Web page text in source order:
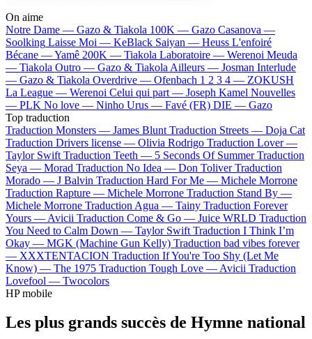
On aime
Notre Dame — Gazo & Tiakola 100K — Gazo Casanova —
Soolking Laisse Moi — KeBlack Saiyan — Heuss L'enfoiré
Bécane —Yamê 200K — Tiakola Laboratoire — Werenoi Meuda
— Tiakola Outro — Gazo & Tiakola Ailleurs — Josman Interlude
— Gazo & Tiakola Overdrive — Ofenbach 1 2 3 4 — ZOKUSH
La League — Werenoi Celui qui part — Joseph Kamel Nouvelles
— PLK No love — Ninho Urus — Favé (FR) DIE — Gazo
Top traduction
Traduction Monsters — James Blunt Traduction Streets — Doja Cat
Traduction Drivers license — Olivia Rodrigo Traduction Lover —
Taylor Swift Traduction Teeth — 5 Seconds Of Summer Traduction
Seya — Morad Traduction No Idea — Don Toliver Traduction
Morado — J Balvin Traduction Hard For Me — Michele Morrone
Traduction Rapture — Michele Morrone Traduction Stand By —
Michele Morrone Traduction Agua — Tainy Traduction Forever
Yours — Avicii Traduction Come & Go — Juice WRLD Traduction
You Need to Calm Down — Taylor Swift Traduction I Think I’m
Okay — MGK (Machine Gun Kelly) Traduction bad vibes forever
— XXXTENTACION Traduction If You're Too Shy (Let Me
Know) — The 1975 Traduction Tough Love — Avicii Traduction
Lovefool — Twocolors
HP mobile
Les plus grands succès de Hymne national